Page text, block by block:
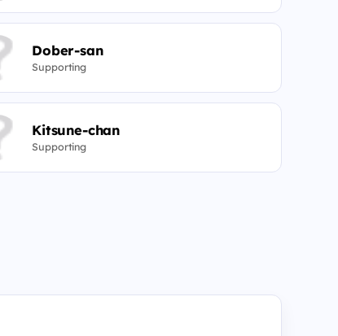
Dober-san
Supporting
Kitsune-chan
Supporting